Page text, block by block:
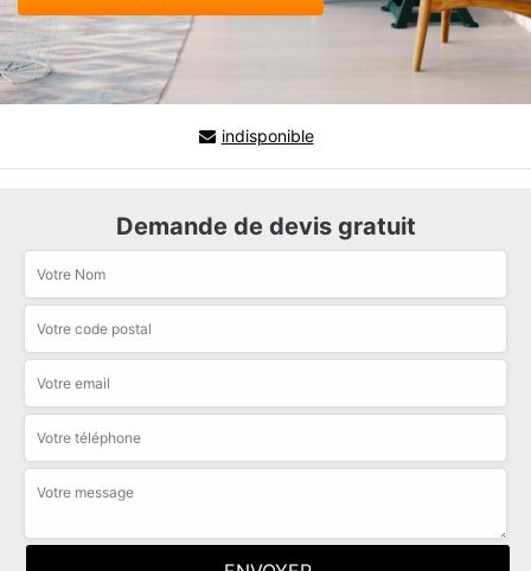
indisponible
Demande de devis gratuit